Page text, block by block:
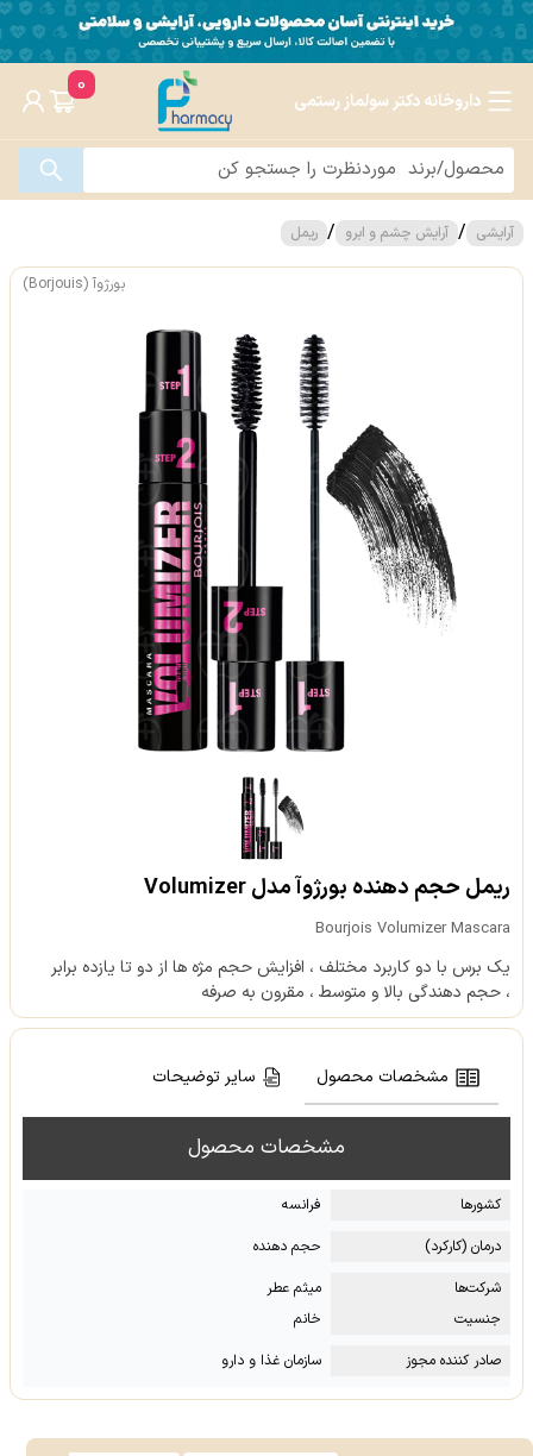
داروخانه دکتر سولماز رستمی
0
آرایشی / آرایش چشم و ابرو / ریمل
بورژوآ (Borjouis)
ریمل حجم دهنده بورژوآ مدل Volumizer
Bourjois Volumizer Mascara
یک برس با دو کاربرد مختلف ، افزایش حجم مژه ها از دو تا یازده برابر
، حجم دهندگی بالا و متوسط ، مقرون به صرفه
مشخصات محصول سایر توضیحات
مشخصات محصول
کشور‌ها
فرانسه
درمان (کارکرد)
حجم دهنده
شرکت‌ها
میثم عطر
جنسیت
خانم
صادر کننده مجوز
سازمان غذا و دارو